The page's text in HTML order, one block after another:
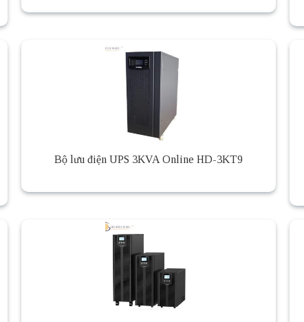
Bộ lưu điện UPS 3KVA Online HD-3KT9